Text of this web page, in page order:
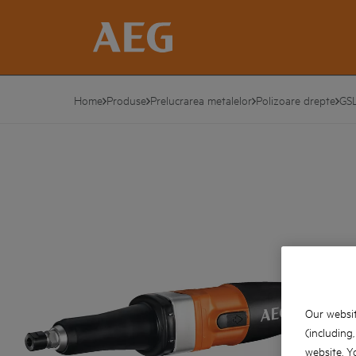
Home Produse Prelucrarea metalelor Polizoare drepte
Our
website.